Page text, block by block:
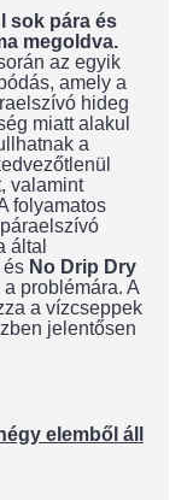
sok pára és
megoldva.
az egyik
amely a
hideg
miatt alakul
a
valamint
folyamatos
által
és No Drip Dry
problémára. A
a vízcseppek
jelentősen
elemből áll